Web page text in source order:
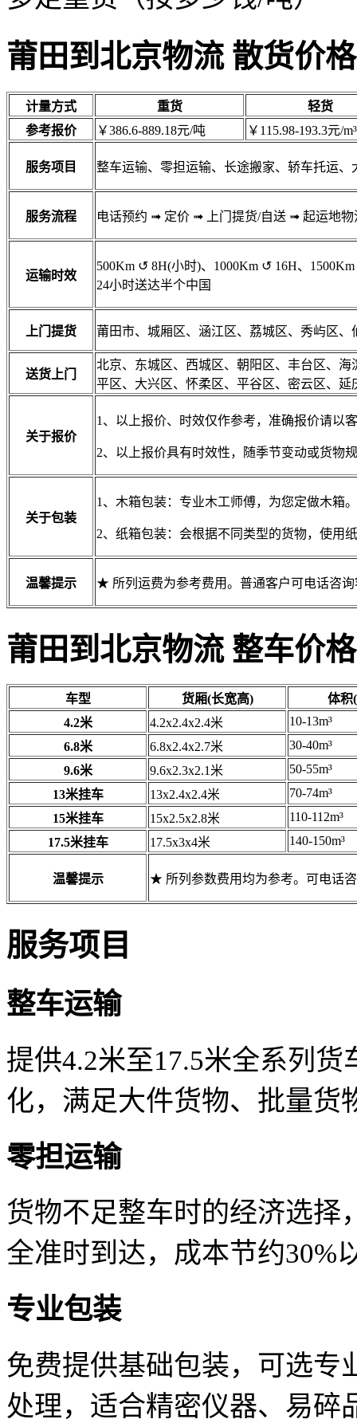
莆田到北京物流 散货价格
计量方式 重货
轻货
参考报价
￥386.6-889.18元/吨 ￥115.98-193.3元/m³
服务项目 整车运输、零担运输、长途搬家、轿车托运
服务流程 电话预约 ➟ 定价 ➟ 上门提货/自送 ➟ 起运地
运输时效
500Km ↺ 8H(小时)、1000Km ↺ 16H、1500Km
24小时送达半个中国
上门提货 莆田市、城厢区、涵江区、荔城区、秀屿区、
送货上门
北京、东城区、西城区、朝阳区、丰台区、
平区、大兴区、怀柔区、平谷区、密云区、
关于报价
1、以上报价、时效仅作参考，准确报价请以
2、以上报价具有时效性，随季节变动或货物
关于包装
1、木箱包装：专业木工师傅，为您定做木箱
2、纸箱包装：会根据不同类型的货物，使用
温馨提示 ★ 所列运费为参考费用。普通客户可电话咨
莆田到北京物流 整车价格
车型 货厢(长宽高)
体积
4.2米
4.2x2.4x2.4米
10-13m³
6.8米
6.8x2.4x2.7米
30-40m³
9.6米
9.6x2.3x2.1米
50-55m³
13米挂车
13x2.4x2.4米
70-74m³
15米挂车
15x2.5x2.8米
110-112m³
17.5米挂车
17.5x3x4米 140-150m³
温馨提示 ★ 所列参数费用均为参考。可电话
服务项目
整车运输
提供4.2米至17.5米全系列
化，满足大件货物、批量货
零担运输
货物不足整车时的经济选择
全准时到达，成本节约30%
专业包装
免费提供基础包装，可选专
处理，适合精密仪器、易碎